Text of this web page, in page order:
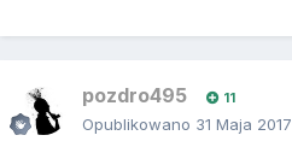
pozdro495 11
Opublikowano 31 Maja 2017